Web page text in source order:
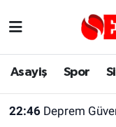
Asayiş Spor
22:46 Deprem
Asayiş
Yaşam
Eskişehir